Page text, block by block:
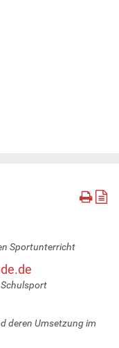
Sportunterricht
deren Umsetzung im